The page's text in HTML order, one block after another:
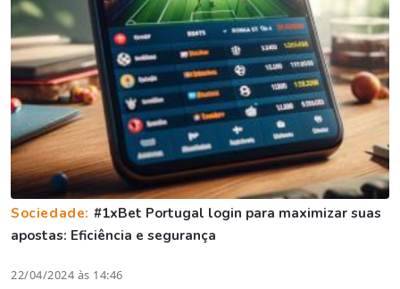
Sociedade: #1xBet Portugal login para maximizar suas
apostas: Eficiência e segurança
22/04/2024 às 14:46